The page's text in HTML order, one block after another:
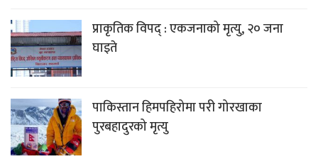
प्राकृतिक विपद् : एकजनाको मृत्यु, २० जना
घाइते
पाकिस्तान हिमपहिरोमा परी गोरखाका
पुरबहादुरको मृत्यु